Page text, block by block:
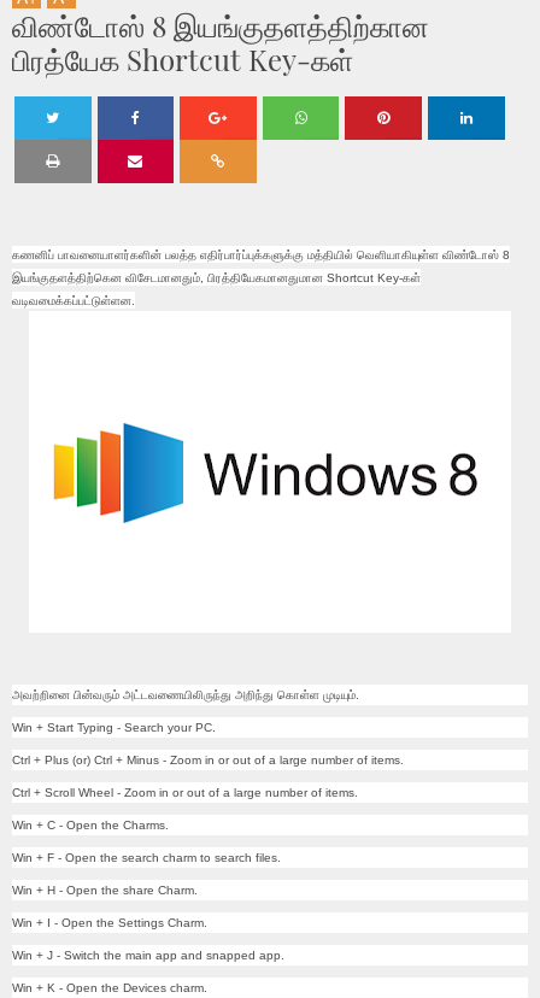
விண்டோஸ் 8 இயங்குதளத்​திற்கான
பிரத்யேக Shortcut Key-கள்
Shar Shar
கணனிப் பாவனையாளர்களின் பலத்த எதிர்பார்ப்புக்களுக்கு மத்தியில் வெளியாகியுள்ள விண்டோஸ் 8
இயங்குதளத்திற்கென விசேடமானதும், பிரத்தியேகமானதுமான Shortcut Key-கள்
வடிவமைக்கப்பட்டுள்ளன.
அவற்றினை பின்வரும் அட்டவணையிலிருந்து அறிந்து கொள்ள முடியும்.
Win + Start Typing - Search your PC.
Ctrl + Plus (or) Ctrl + Minus - Zoom in or out of a large number of items.
Ctrl + Scroll Wheel - Zoom in or out of a large number of items.
Win + C - Open the Charms.
Win + F - Open the search charm to search files.
Win + H - Open the share Charm.
Win + I - Open the Settings Charm.
Win + J - Switch the main app and snapped app.
Win + K - Open the Devices charm.